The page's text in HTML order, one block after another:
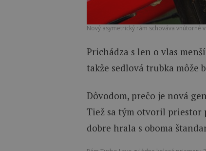
Nový asymetrický rám schováva
Prichádza s len o vlas
takže sedlová trubka môže
Dôvodom, prečo je nová
Tiež sa tým otvoril priestor
dobre hrala s oboma